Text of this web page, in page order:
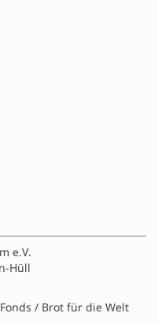
e.V.
Hüll
/ Brot für die Welt